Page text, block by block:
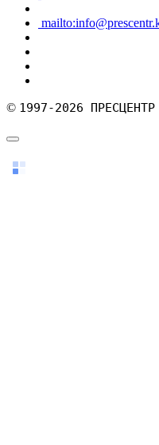
© 1997-2026